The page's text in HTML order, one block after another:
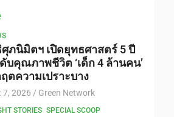
ภนิมิตฯ เปิดยุทธศาสตร์ 5 ปี
บคุณภาพชีวิต ‘เด็ก 4 ล้านคน’
ตความเปราะบาง
7, 2026 Green Network
STORIES SPECIAL SCOOP